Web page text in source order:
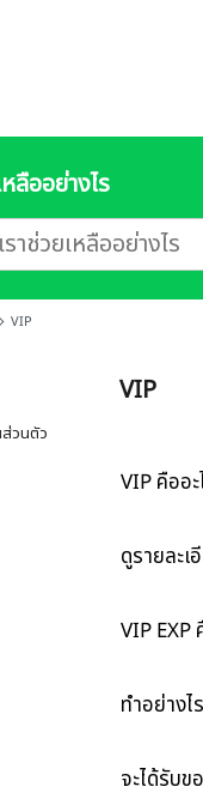
ลืออย่างไร
VIP
ส่วนตัว
VIP
VIP คืออะ
ดูรายละเ
VIP EXP
ทำอย่างไ
จะได้รับข